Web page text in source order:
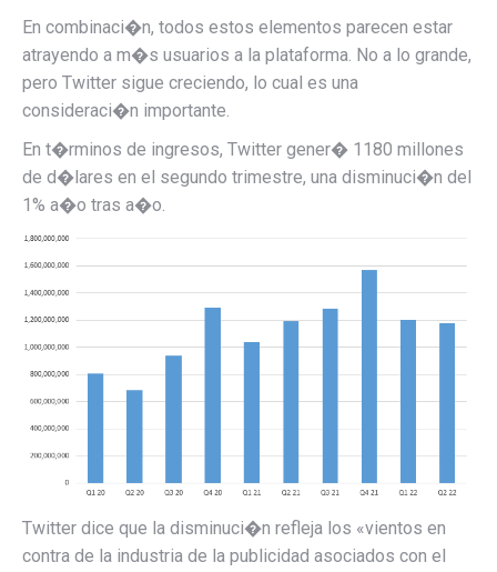
En combinaci�n, todos estos elementos parecen estar
atrayendo a m�s usuarios a la plataforma. No a lo grande,
pero Twitter sigue creciendo, lo cual es una
consideraci�n importante.
En t�rminos de ingresos, Twitter gener� 1180 millones
de d�lares en el segundo trimestre, una disminuci�n del
1% a�o tras a�o.
Twitter dice que la disminuci�n refleja los «vientos en
contra de la industria de la publicidad asociados con el